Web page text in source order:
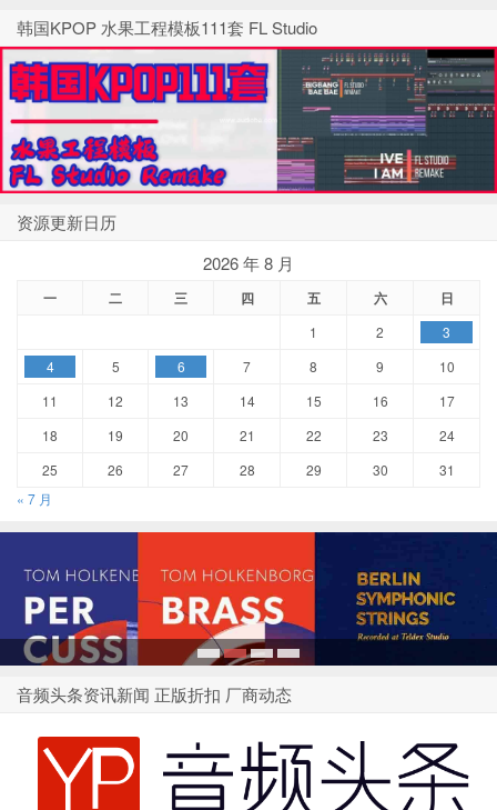
韩国KPOP 水果工程模板111套 FL Studio
资源更新日历
2026 年 8 月
一 二 三 四 五 六 日
1 2
3
4
5 6 7 8 9
10
11
12 13 14 15 16
17
18
19 20 21 22 23
24
25
26 27 28 29 30
31
« 7 月
音频头条资讯新闻 正版折扣 厂商动态